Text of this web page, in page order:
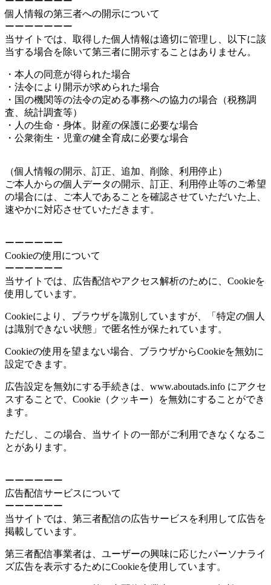
個人情報の第三者への開示について
ーーーーーーー
当サイトでは、取得した個人情報は適切に管理し、以下に該
当する場合を除いて第三者に開示することはありません。
・本人の同意が得られた場合
・法令により開示が求められた場合
・国の機関等の法令の定める事務への協力の場合（税務調
査、統計調査等）
・人の生命・身体。財産の保護に必要な場合
・公衆衛生・児童の健全育成に必要な場合
（個人情報の開示、訂正、追加、削除、利用停止）
ご本人からの個人データの開示、訂正、利用停止等のご希望
の場合には、ご本人であることを確認させていただいた上、
速やかに対応させていただきます。
ーーーーーー
Cookieの使用について
ーーーーーー
当サイトでは、広告配信やアクセス解析のために、Cookieを
使用しています。
Cookieにより、ブラウザを識別していますが、「特定の個人
は識別できない状態」で匿名性が保たれています。
Cookieの使用を望まない場合、ブラウザからCookieを無効に
設定できます。
広告設定を無効にする手続きは、www.aboutads.info にアクセ
スすることで、Cookie（クッキー）を無効にすることができ
ます。
ただし、この場合、当サイトの一部がご利用できなくなるこ
とがあります。
ーーーーーー
広告配信サービスについて
ーーーーーー
当サイトでは、第三者配信の広告サービスを利用して広告を
掲載しています。
第三者配信事業者は、ユーザーの興味に応じたパーソナライ
ズ広告を表示するためにCookieを使用しています。